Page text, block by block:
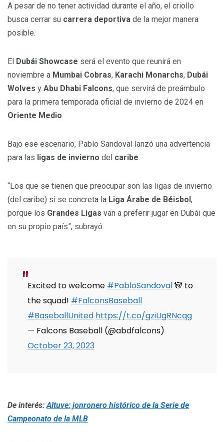
A pesar de no tener actividad durante el año, el criollo
busca cerrar su carrera deportiva de la mejor manera
posible.
El Dubái Showcase será el evento que reunirá en
noviembre a Mumbai Cobras, Karachi Monarchs, Dubái
Wolves y Abu Dhabi Falcons, que servirá de preámbulo
para la primera temporada oficial de invierno de 2024 en
Oriente Medio.
Bajo ese escenario, Pablo Sandoval lanzó una advertencia
para las ligas de invierno del caribe.
“Los que se tienen que preocupar son las ligas de invierno
(del caribe) si se concreta la Liga Árabe de Béisbol,
porque los Grandes Ligas van a preferir jugar en Dubái que
en su propio país”, subrayó.
Excited to welcome #PabloSandoval🐼 to
the squad! #FalconsBaseball
#BaseballUnited https://t.co/gziUgRNcqg
— Falcons Baseball (@abdfalcons)
October 23, 2023
De interés:Altuve: jonronero histórico de la Serie de
Campeonato de la MLB